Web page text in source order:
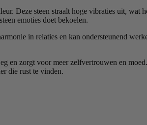
Deze steen straalt hoge vibraties uit,
emoties doet bekoelen.
in relaties en kan ondersteunend
en zorgt voor meer zelfvertrouwen en
die rust te vinden.